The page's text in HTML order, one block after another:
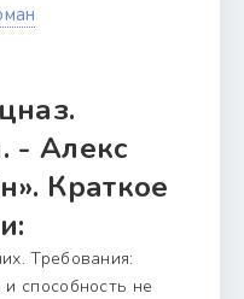
- Алекс
Краткое
Требования:
способность не